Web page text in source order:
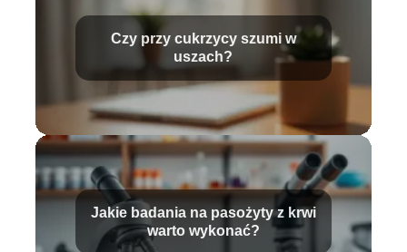
Czy przy cukrzycy szumi w
uszach?
Jakie badania na pasożyty z krwi
warto wykonać?